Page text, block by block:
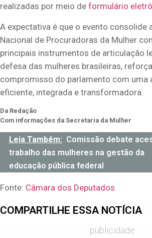
realizadas por meio de formulário
A expectativa é que o evento consolide
Nacional de Procuradoras da Mulher
principais instrumentos de articulação
defesa das mulheres brasileiras,
compromisso do parlamento com uma
eficiente, integrada e transformadora.
Da Redação
Com informações da Secretaria da Mulher
Leia Também: Comissão debate
trabalho das mulheres na gestão da
educação pública federal
Fonte: Câmara dos Deputados
COMPARTILHE ESSA NOTÍCIA
publicidade